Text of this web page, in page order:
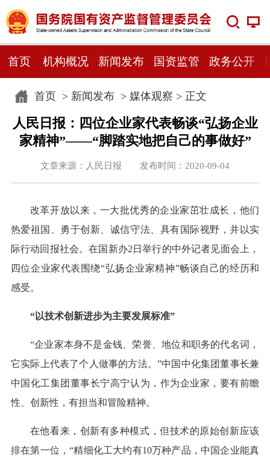
首页 机构概况 新闻发布 国资监管 政务公开
首页> 新闻发布> 媒体观察 > 正文
人民日报：四位企业家代表畅谈“弘扬企业
家精神”——“脚踏实地把自己的事做好”
文章来源：人民日报 发布时间：2020-09-04
改革开放以来，一大批优秀的企业家茁壮成长，他们
热爱祖国、勇于创新、诚信守法、具有国际视野，并以实
际行动回报社会。在国新办2日举行的中外记者见面会上，
四位企业家代表围绕“弘扬企业家精神”畅谈自己的经历和
感受。
“以技术创新进步为主要发展标准”
“企业家本身不是金钱、荣誉、地位和职务的代名词，
它实际上代表了个人做事的方法。”中国中化集团董事长兼
中国化工集团董事长宁高宁认为，作为企业家，要有前瞻
性、创新性，有担当和冒险精神。
在他看来，创新有多种模式，但技术的原始创新应该
排在第一位，“精细化工大约有10万种产品，中国企业能真